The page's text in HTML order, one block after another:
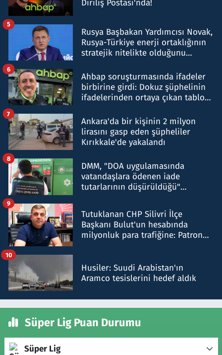
Diriliş Postası'nda!
Rusya Başbakan Yardımcısı Novak,
Rusya-Türkiye enerji ortaklığının
stratejik nitelikte olduğunu
5
Ahbap soruşturmasında ifadeler
birbirine girdi: Dokuz şüphelinin
ifadelerinden ortaya çıkan tablo
6
Ankara'da bir kişinin 2 milyon
lirasını gasp eden şüpheliler
Kırıkkale'de yakalandı
7
DMM, "DOA uygulamasında
vatandaşlara ödenen iade
tutarlarının düşürüldüğü"
8
Tutuklanan CHP Silivri İlçe
Başkanı Bulut'un hesabında
milyonluk para trafiğine: Patron
9
Husiler: Suudi Arabistan'ın
Aramco tesislerini hedef aldık
10
Süper Lig Puan Durumu
Süper Lig